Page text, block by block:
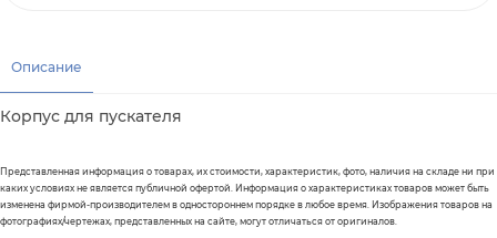
Описание
Корпус для пускателя
Представленная информация о товарах, их стоимости, характеристик, фото, наличия на складе ни при
каких условиях не является публичной офертой. Информация о характеристиках товаров может быть
изменена фирмой-производителем в одностороннем порядке в любое время. Изображения товаров на
фотографиях/чертежах, представленных на сайте, могут отличаться от оригиналов.